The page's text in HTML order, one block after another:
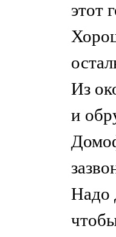
этот
Из
и
Надо